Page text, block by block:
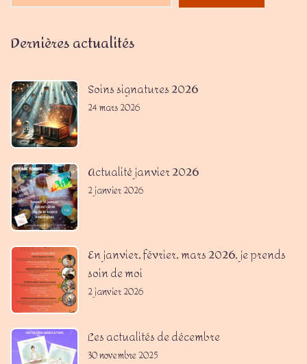
Dernières actualités
Soins signatures 2026
24 mars 2026
Actualité janvier 2026
2 janvier 2026
En janvier, février, mars 2026, je prends
soin de moi
2 janvier 2026
Les actualités de décembre
30 novembre 2025